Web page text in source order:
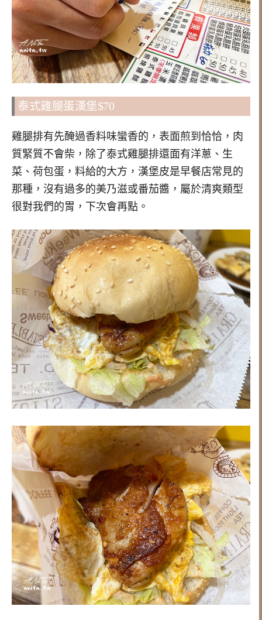
泰式雞腿蛋漢堡$70
雞腿排有先醃過香料味蠻香的，表面煎到恰恰，肉
質緊質不會柴，除了泰式雞腿排還面有洋蔥、生
菜、荷包蛋，料給的大方，漢堡皮是早餐店常見的
那種，沒有過多的美乃滋或番茄醬，屬於清爽類型
很對我們的胃，下次會再點。